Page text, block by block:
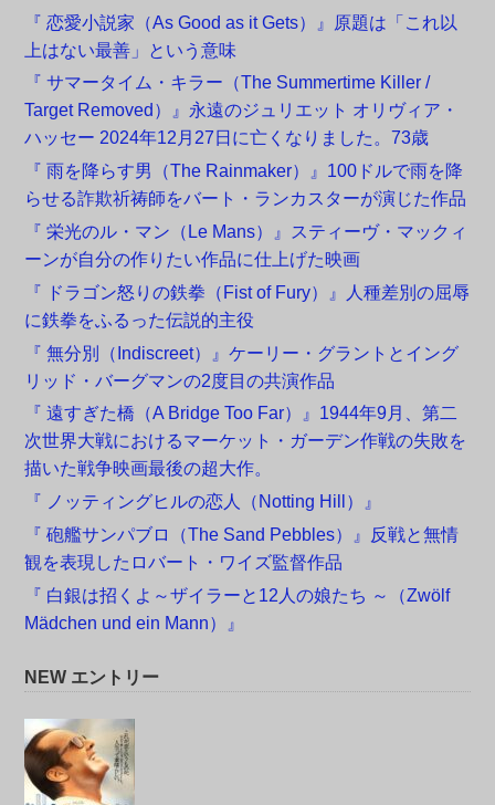
『 恋愛小説家（As Good as it Gets）』原題は「これ以
上はない最善」という意味
『 サマータイム・キラー（The Summertime Killer /
Target Removed）』永遠のジュリエット オリヴィア・
ハッセー 2024年12月27日に亡くなりました。73歳
『 雨を降らす男（The Rainmaker）』100ドルで雨を降
らせる詐欺祈祷師をバート・ランカスターが演じた作品
『 栄光のル・マン（Le Mans）』スティーヴ・マックィ
ーンが自分の作りたい作品に仕上げた映画
『 ドラゴン怒りの鉄拳（Fist of Fury）』人種差別の屈辱
に鉄拳をふるった伝説的主役
『 無分別（Indiscreet）』ケーリー・グラントとイング
リッド・バーグマンの2度目の共演作品
『 遠すぎた橋（A Bridge Too Far）』1944年9月、第二
次世界大戦におけるマーケット・ガーデン作戦の失敗を
描いた戦争映画最後の超大作。
『 ノッティングヒルの恋人（Notting Hill）』
『 砲艦サンパブロ（The Sand Pebbles）』反戦と無情
観を表現したロバート・ワイズ監督作品
『 白銀は招くよ～ザイラーと12人の娘たち ～（Zwölf
Mädchen und ein Mann）』
NEW エントリー